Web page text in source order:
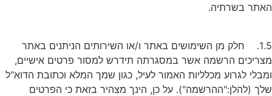
האתר בשרתיה.
1.5. חלק מן השימושים באתר ו/או השירותים הניתנים באתר
מצריכים הרשמה אשר במסגרתה תידרש למסור פרטים אישיים,
ומבלי לגרוע מכלליות האמור לעיל, כגון שמך המלא וכתובת הדוא"ל
שלך (להלן:"ההרשמה"). על כן, הינך מצהיר בזאת כי הפרטים